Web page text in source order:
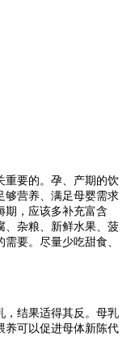
重要的。孕、产期的饮
够营养、满足母婴需求
期，应该多补充富含
、杂粮、新鲜水果、菠
要。尽量少吃甜食、
，结果适得其反。母乳
养可以促进母体新陈代